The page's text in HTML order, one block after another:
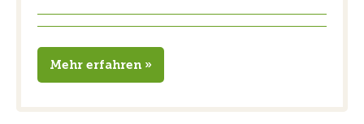
Mehr erfahren »